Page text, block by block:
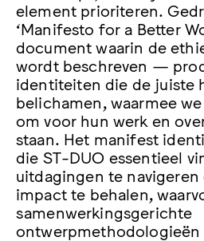
element prioriteren.
‘Manifesto for a Better
document waarin de
wordt beschreven —
identiteiten die de juiste
belichamen, waarmee
om voor hun werk en
staan. Het manifest
die ST-DUO essentieel
uitdagingen te navigeren
impact te behalen,
samenwerkingsgerichte